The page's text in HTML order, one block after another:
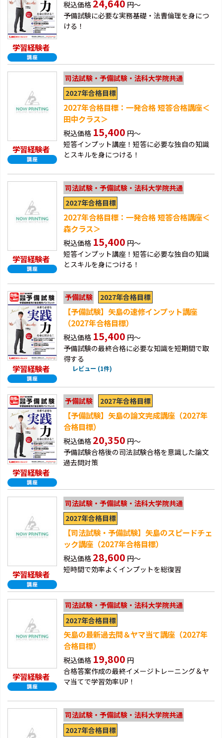
学習経験者
税込価格 24,640 円～
予備試験に必要な実務基礎・法曹倫理を身につ
ける！
学習経験者
司法試験・予備試験・法科大学院共通
2027年合格目標
2027年合格目標：一発合格 短答合格講座＜
田中クラス＞
税込価格 15,400 円～
短答インプット講座！短答に必要な独自の知識
とスキルを身につける！
学習経験者
司法試験・予備試験・法科大学院共通
2027年合格目標
2027年合格目標：一発合格 短答合格講座＜
森クラス＞
税込価格 15,400 円～
短答インプット講座！短答に必要な独自の知識
とスキルを身につける！
学習経験者
予備試験 2027年合格目標
【予備試験】矢島の速修インプット講座
（2027年合格目標）
税込価格 15,400 円～
予備試験の最終合格に必要な知識を短期間で取
得する
レビュー (1件)
学習経験者
予備試験 2027年合格目標
【予備試験】矢島の論文完成講座（2027年
合格目標）
税込価格 20,350 円～
予備試験合格後の司法試験合格を意識した論文
過去問対策
学習経験者
司法試験・予備試験・法科大学院共通
2027年合格目標
【司法試験・予備試験】矢島のスピードチェ
ック講座（2027年合格目標）
税込価格 28,600 円～
短時間で効率よくインプットを総復習
学習経験者
司法試験・予備試験・法科大学院共通
2027年合格目標
矢島の最新過去問＆ヤマ当て講座（2027年
合格目標）
税込価格 19,800 円
合格答案作成の最終イメージトレーニング＆ヤ
マ当てで学習効率UP！
司法試験・予備試験・法科大学院共通
2027年合格目標